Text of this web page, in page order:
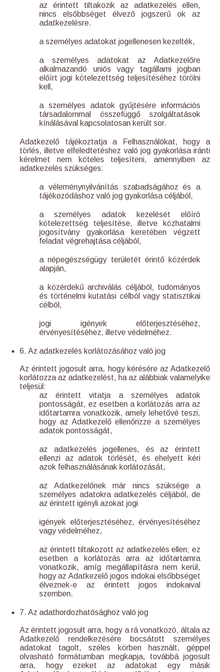
az érintett tiltakozik az adatkezelés ellen,
nincs elsőbbséget élvező jogszerű ok az
adatkezelésre.
a személyes adatokat jogellenesen kezelték,
a személyes adatokat az Adatkezelőre
alkalmazandó uniós vagy tagállami jogban
előírt jogi kötelezettség teljesítéséhez törölni
kell,
a személyes adatok gyűjtésére információs
társadalommal összefüggő szolgáltatások
kínálásával kapcsolatosan került sor.
Adatkezelő tájékoztatja a Felhasználókat, hogy a
törlés, illetve elfeledtetéshez való jog gyakorlása iránti
kérelmet nem köteles teljesíteni, amennyiben az
adatkezelés szükséges:
a véleménynyilvánítás szabadságához és a
tájékozódáshoz való jog gyakorlása céljából,
a személyes adatok kezelését előíró
kötelezettség teljesítése, illetve közhatalmi
jogosítvány gyakorlása keretében végzett
feladat végrehajtása céljából,
a népegészségügy területét érintő közérdek
alapján,
a közérdekű archiválás céljából, tudományos
és történelmi kutatási célból vagy statisztikai
célból,
jogi igények előterjesztéséhez,
érvényesítéséhez, illetve védelméhez.
6. Az adatkezelés korlátozásához való jog
Az érintett jogosult arra, hogy kérésére az Adatkezelő
korlátozza az adatkezelést, ha az alábbiak valamelyike
teljesül:
az érintett vitatja a személyes adatok
pontosságát, ez esetben a korlátozás arra az
időtartamra vonatkozik, amely lehetővé teszi,
hogy az Adatkezelő ellenőrizze a személyes
adatok pontosságát,
az adatkezelés jogellenes, és az érintett
ellenzi az adatok törlését, és ehelyett kéri
azok felhasználásának korlátozását,
az Adatkezelőnek már nincs szüksége a
személyes adatokra adatkezelés céljából, de
az érintett igényli azokat jogi
igények előterjesztéséhez, érvényesítéséhez
vagy védelméhez,
az érintett tiltakozott az adatkezelés ellen; ez
esetben a korlátozás arra az időtartamra
vonatkozik, amíg megállapításra nem kerül,
hogy az Adatkezelő jogos indokai elsőbbséget
élveznek-e az érintett jogos indokaival
szemben.
7. Az adathordozhatósághoz való jog
Az érintett jogosult arra, hogy a rá vonatkozó, általa az
Adatkezelő rendelkezésére bocsátott személyes
adatokat tagolt, széles körben használt, géppel
olvasható formátumban megkapja, továbbá jogosult
arra, hogy ezeket az adatokat egy másik